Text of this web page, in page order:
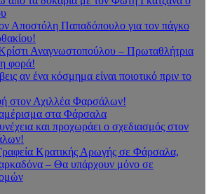
Αποστόλη Παπαδόπουλο για τον πάγκο
Αναγνωστοπούλου – Πρωταθλήτρια
φορά!
αν ένα κόσμημα είναι ποιοτικό πριν το
στον Αχιλλέα Φαρσάλων!
στα Φάρσαλα
και προχωράει ο σχεδιασμός στον
Κρατικής Αρωγής σε Φάρσαλα,
– Θα υπάρχουν μόνο σε